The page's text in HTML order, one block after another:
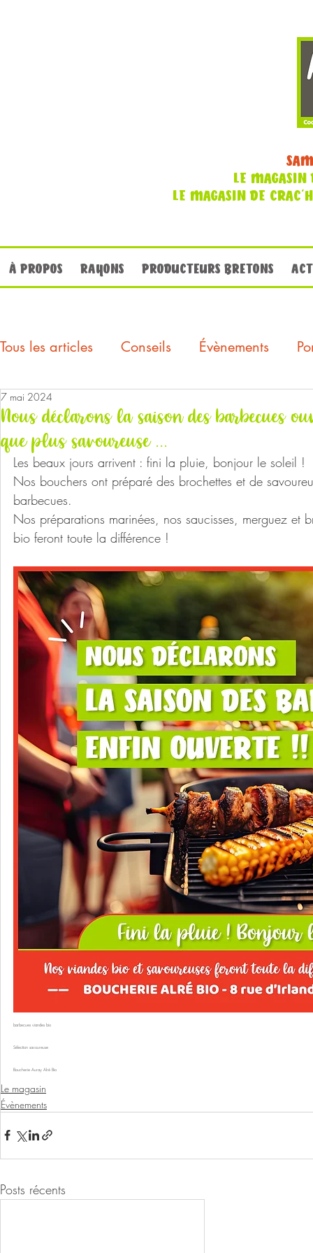
LE MAGASIN
LE MAGASIN DE
À PROPOS RAYONS PRODUCTEURS BRETONS
Tous les articles Conseils Évènements
Nous déclarons la saison des barbecues
que plus savoureuse ...
7 mai 2024
Les beaux jours arrivent : fini la pluie, bonjour le soleil !
Nos bouchers ont préparé des brochettes et de
barbecues.
Nos préparations marinées, nos saucisses, merguez et
bio feront toute la différence !
barbecues viandes bio
Sélection savoureuse
Boucherie Auray Alré Bio
Le magasin
Évènements
Posts récents